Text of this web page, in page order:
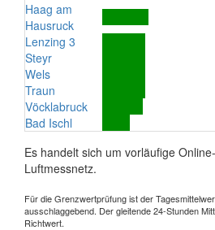
Haag am
Hausruck
Lenzing 3
Steyr
Wels
Traun
Vöcklabruck
Bad Ischl
Es handelt sich um vorläufige
Luftmessnetz.
Für die Grenzwertprüfung ist der
ausschlaggebend. Der gleitende 24-Stunden
Richtwert.